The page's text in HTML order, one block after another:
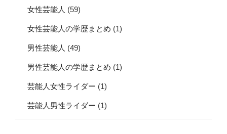
女性芸能人 (59)
女性芸能人の学歴まとめ (1)
男性芸能人 (49)
男性芸能人の学歴まとめ (1)
芸能人女性ライダー (1)
芸能人男性ライダー (1)